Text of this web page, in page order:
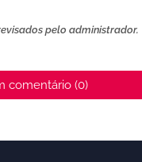
​​pelo administrador.
comentário (0)